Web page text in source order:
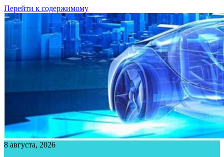
Перейти к содержимому
8 августа, 2026